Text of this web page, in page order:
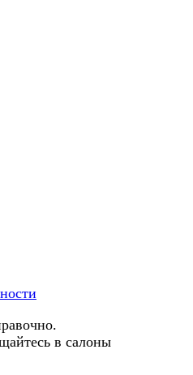
в салоны